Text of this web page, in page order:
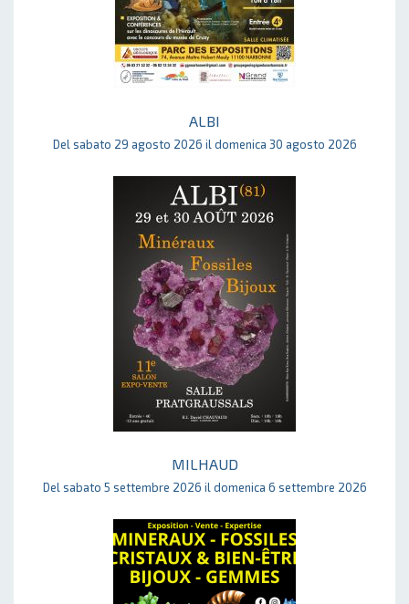
ALBI
Del sabato 29 agosto 2026 il domenica 30 agosto 2026
MILHAUD
Del sabato 5 settembre 2026 il domenica 6 settembre 2026